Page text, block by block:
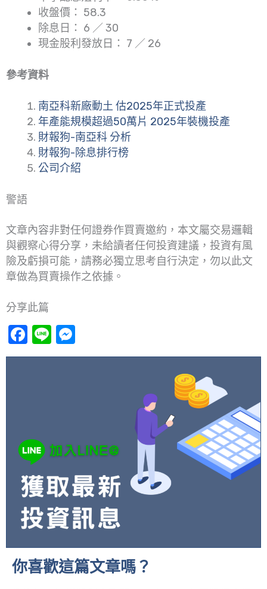
收盤價： 58.3
除息日： 6 ／ 30
現金股利發放日： 7 ／ 26
參考資料
南亞科新廠動土 估2025年正式投產
年產能規模超過50萬片 2025年裝機投產
財報狗-南亞科 分析
財報狗-除息排行榜
公司介紹
警語
文章內容非對任何證券作買賣邀約，本文屬交易邏輯
與觀察心得分享，未給讀者任何投資建議，投資有風
險及虧損可能，請務必獨立思考自行決定，勿以此文
章做為買賣操作之依據。
分享此篇
Facebook
Line
你喜歡這篇文章嗎？